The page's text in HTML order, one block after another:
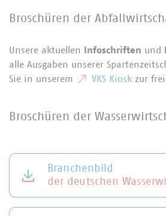
Broschüren der
Unsere aktuellen Infoschriften und
alle Ausgaben unserer
Sie in unserem
VKS Kiosk zur
Broschüren der
Branchenbild
der deutschen